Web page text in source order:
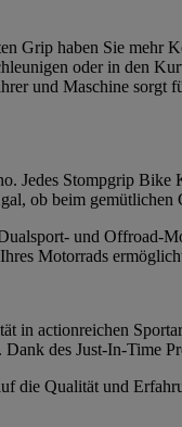
Grip haben Sie
oder in den
und Maschine sorgt
Jedes Stompgrip
ob beim
und Offroad-
Motorrads
in actionreichen
des Just-In-Time
die Qualität und